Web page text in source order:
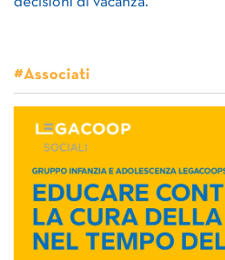
#Associati